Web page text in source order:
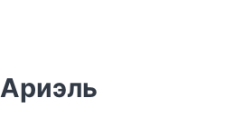
Ариэль